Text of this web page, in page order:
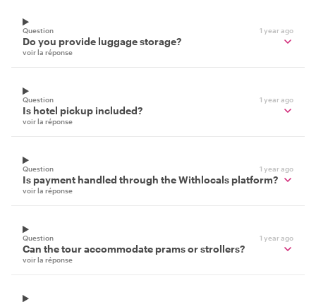
Question 1 year ago
Do you provide luggage storage?
voir la réponse
Question 1 year ago
Is hotel pickup included?
voir la réponse
Question 1 year ago
Is payment handled through the Withlocals platform?
voir la réponse
Question 1 year ago
Can the tour accommodate prams or strollers?
voir la réponse